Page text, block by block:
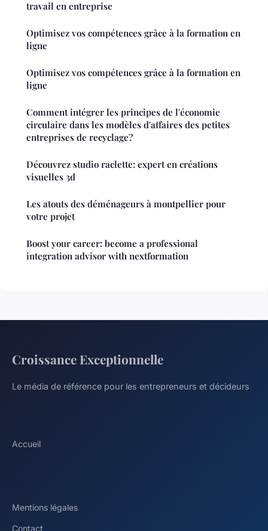
travail en entreprise
Optimisez vos compétences grâce à la formation en
ligne
Optimisez vos compétences grâce à la formation en
ligne
Comment intégrer les principes de l'économie
circulaire dans les modèles d'affaires des petites
entreprises de recyclage?
Découvrez studio raclette: expert en créations
visuelles 3d
Les atouts des déménageurs à montpellier pour
votre projet
Boost your career: become a professional
integration advisor with nextformation
Croissance Exceptionnelle
Le média de référence pour les entrepreneurs et décideurs
Accueil
Mentions légales
Contact